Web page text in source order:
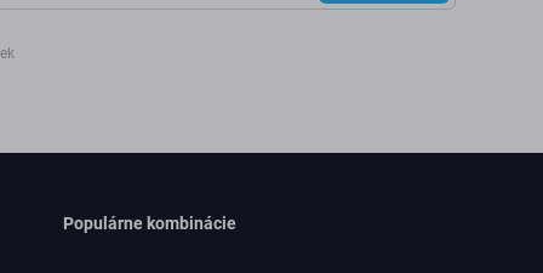
Populárne kombinácie